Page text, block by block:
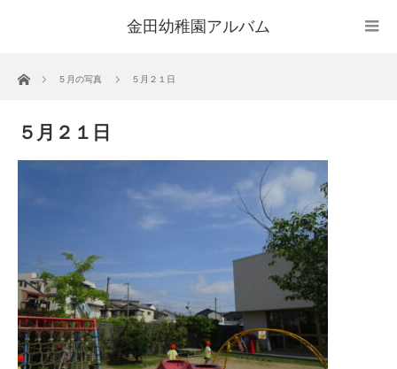
金田幼稚園アルバム
ホーム ５月の写真 ５月２１日
５月２１日